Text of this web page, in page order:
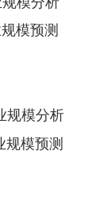
模预测
规模分析
规模预测